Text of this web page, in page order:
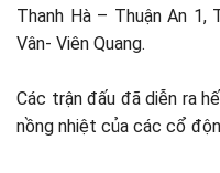
Thanh Hà – Thuận An 1,
Vân- Viên Quang.
Các trận đấu đã diễn ra
nồng nhiệt của các cổ